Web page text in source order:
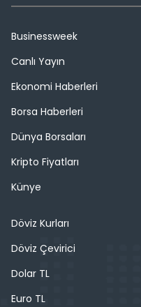
Businessweek
Canlı Yayın
Ekonomi Haberleri
Borsa Haberleri
Dünya Borsaları
Kripto Fiyatları
Künye
Döviz Kurları
Döviz Çevirici
Dolar TL
Euro TL